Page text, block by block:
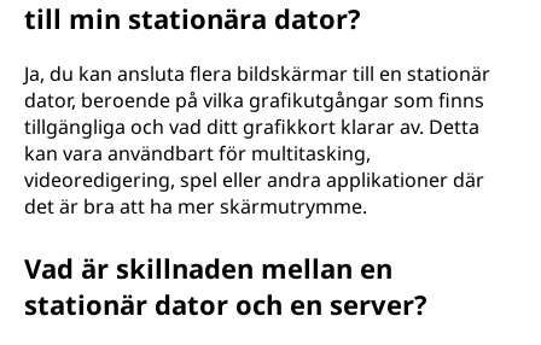
till min stationära dator?
Ja, du kan ansluta flera bildskärmar till en stationär
dator, beroende på vilka grafikutgångar som finns
tillgängliga och vad ditt grafikkort klarar av. Detta
kan vara användbart för multitasking,
videoredigering, spel eller andra applikationer där
det är bra att ha mer skärmutrymme.
Vad är skillnaden mellan en
stationär dator och en server?